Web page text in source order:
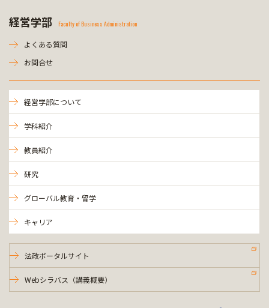
経営学部 Faculty of Business Administration
よくある質問
お問合せ
経営学部について
学科紹介
教員紹介
研究
グローバル教育・留学
キャリア
法政ポータルサイト
Webシラバス（講義概要）